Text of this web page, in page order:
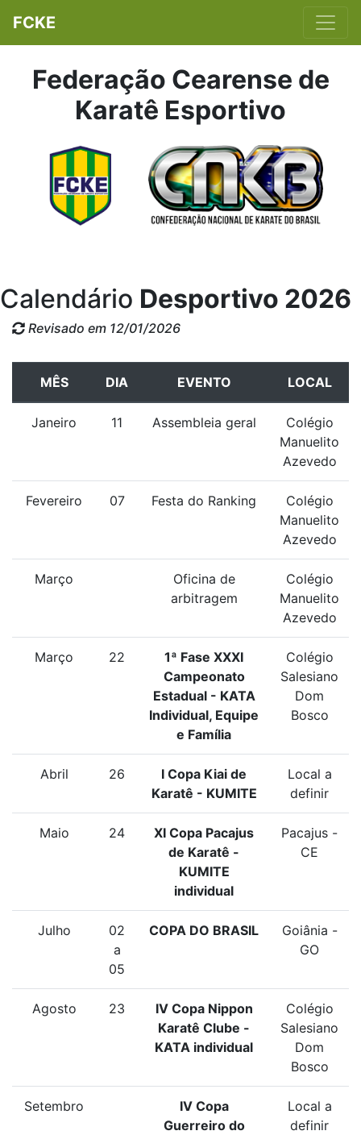
FCKE
Federação Cearense de
Karatê Esportivo
Calendário Desportivo 2026
Revisado em 12/01/2026
MÊS DIA EVENTO LOCAL
Janeiro 11 Assembleia geral
Colégio
Manuelito
Azevedo
Fevereiro 07 Festa do Ranking
Colégio
Manuelito
Azevedo
Março
Oficina de
arbitragem
Colégio
Manuelito
Azevedo
Março 22
1ª Fase XXXI
Campeonato
Estadual - KATA
Individual, Equipe
e Família
Colégio
Salesiano
Dom
Bosco
Abril 26
I Copa Kiai de
Karatê - KUMITE
Local a
definir
Maio 24
XI Copa Pacajus
de Karatê -
KUMITE
individual
Pacajus -
CE
Julho
02
a
05
COPA DO BRASIL
Goiânia -
GO
Agosto 23
IV Copa Nippon
Karatê Clube -
KATA individual
Colégio
Salesiano
Dom
Bosco
Setembro
IV Copa
Guerreiro do
Local a
definir